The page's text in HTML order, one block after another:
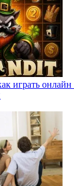
играть